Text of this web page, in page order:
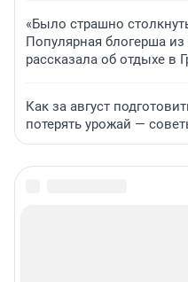
«Было страшно
Популярная блогерша из
рассказала об отдыхе в
Как за август
потерять урожай —